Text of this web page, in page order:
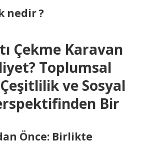
nedir ?
Çekme Karavan
Toplumsal
ve Sosyal
Bir
Önce: Birlikte